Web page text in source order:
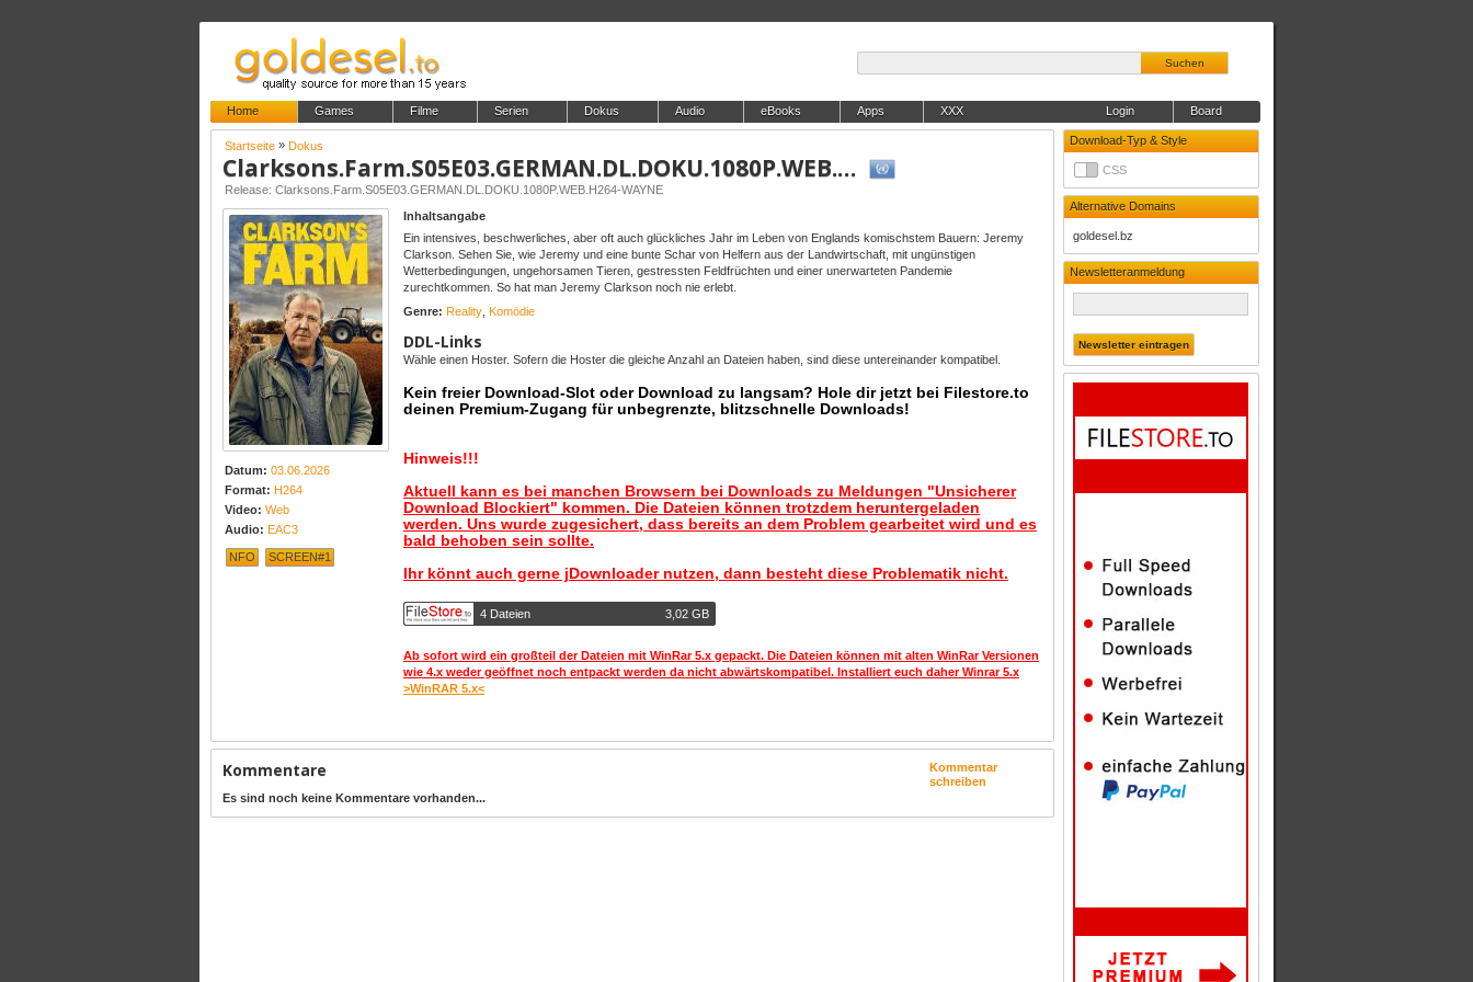
Suchen
Home Games Filme Serien Dokus Audio eBooks Apps XXX Board
Login
Download-Typ & Style
CSS
Alternative Domains
goldesel.bz
Newsletteranmeldung
Startseite » Dokus
Clarksons.Farm.S05E03.GERMAN.DL.DOKU.1080P.WEB.H264-WAYNE
Release: Clarksons.Farm.S05E03.GERMAN.DL.DOKU.1080P.WEB.H264-WAYNE
Datum: 03.06.2026
Format: H264
Video: Web
Audio: EAC3
NFO SCREEN#1
Inhaltsangabe
Ein intensives, beschwerliches, aber oft auch glückliches Jahr im Leben von Englands komischstem Bauern: Jeremy
Clarkson. Sehen Sie, wie Jeremy und eine bunte Schar von Helfern aus der Landwirtschaft, mit ungünstigen
Wetterbedingungen, ungehorsamen Tieren, gestressten Feldfrüchten und einer unerwarteten Pandemie
zurechtkommen. So hat man Jeremy Clarkson noch nie erlebt.
Genre: Reality Komödie
DDL-Links
Wähle einen Hoster. Sofern die Hoster die gleiche Anzahl an Dateien haben, sind diese untereinander kompatibel.
Kein freier Download-Slot oder Download zu langsam? Hole dir jetzt bei Filestore.to
deinen Premium-Zugang für unbegrenzte, blitzschnelle Downloads!
Hinweis!!!
Aktuell kann es bei manchen Browsern bei Downloads zu Meldungen "Unsicherer
Download Blockiert" kommen. Die Dateien können trotzdem heruntergeladen
werden. Uns wurde zugesichert, dass bereits an dem Problem gearbeitet wird und es
bald behoben sein sollte.
Ihr könnt auch gerne jDownloader nutzen, dann besteht diese Problematik nicht.
4 Dateien 3,02 GB
Ab sofort wird ein großteil der Dateien mit WinRar 5.x gepackt. Die Dateien können mit alten WinRar Versionen
wie 4.x weder geöffnet noch entpackt werden da nicht abwärtskompatibel. Installiert euch daher Winrar 5.x
>WinRAR 5.x<
Kommentar
schreiben
Kommentare
Es sind noch keine Kommentare vorhanden...